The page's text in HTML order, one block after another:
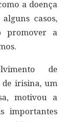
a doença
casos,
promover a
de
de irisina, um
motivou a
importantes